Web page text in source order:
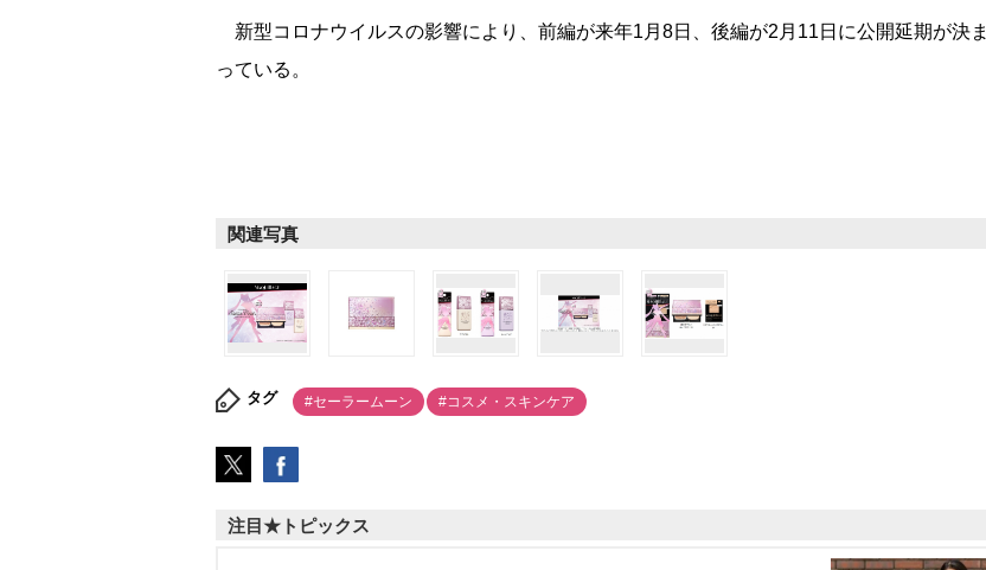
新型コロナウイルスの影響により、前編が来年1月8日、後編が2月11日に公開延期が決ま
っている。
関連写真
タグ #セーラームーン #コスメ・スキンケア
注目★トピックス